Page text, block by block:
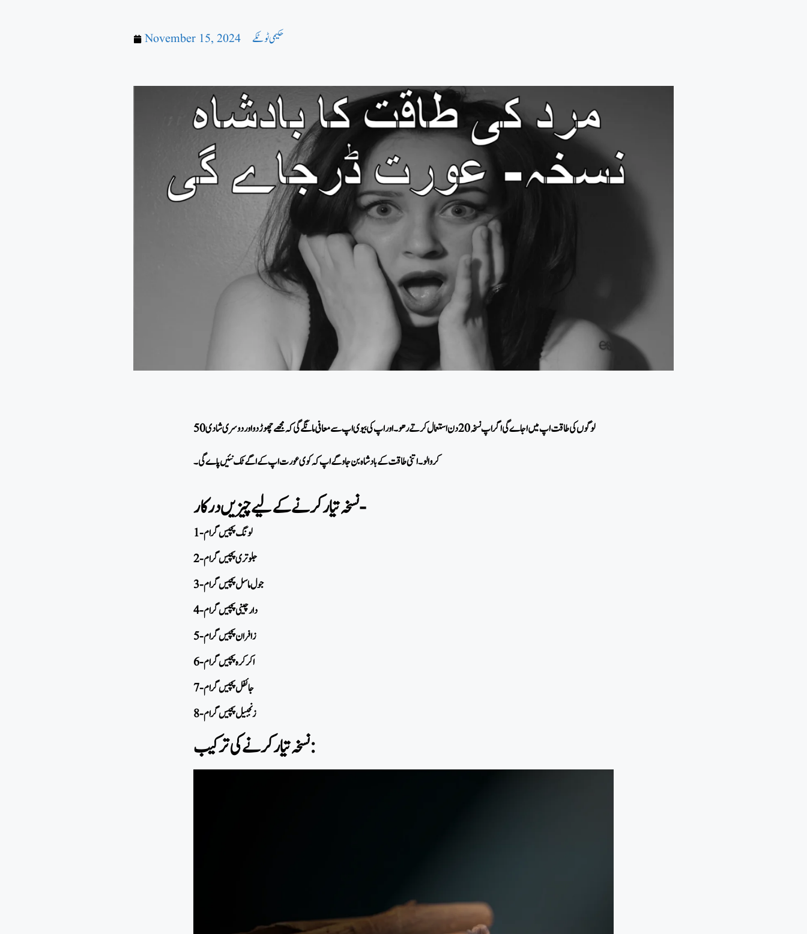
November 15, 2024 حکیمی ٹوٹکے
50 لوگوں کی طاقت اپ میں اجاے گی اگر اپ نسخہ 20 دن استعمال کرتے رھو۔ اور اپ کی بیوی اپ سے معافی مانگے گی کہ مجھے چھوڑ دو اور دوسری شادی
کروالو۔ اتنی طاقت کے بادشاہ بن جاو گے اپ کہ کوی عورت اپ کے اگے ٹک نئیں پاے گی۔
نسخہ تیارکرنے کے لیے چیزیں درکار-
1- لونگ پچیس گرام
2- جلوتری پچیس گرام
3- جول ماسل پچیس گرام
4- دارچینی پچیس گرام
5- زافران پچیس گرام
6- اکرکرہ پچیس گرام
7- جائفل پچیس گرام
8- زنجبیل پچیس گرام
نسخہ تیارکرنےکی ترکیب: